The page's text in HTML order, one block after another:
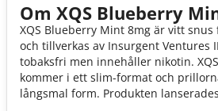
Om XQS Blueberry
XQS Blueberry Mint 8mg är vitt snus
och tillverkas av Insurgent Ventures
tobaksfri men innehåller nikotin.
kommer i ett slim-format och
långsmal form. Produkten